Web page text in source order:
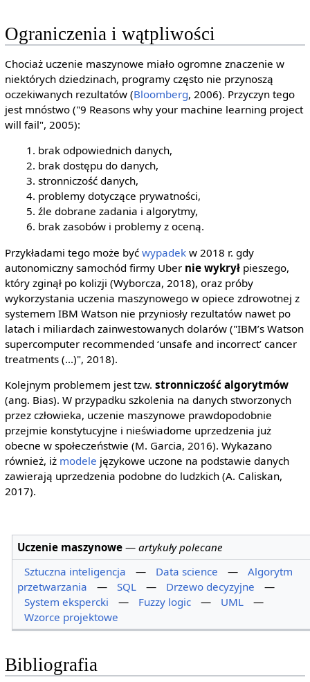
Ograniczenia i wątpliwości
Chociaż uczenie maszynowe miało ogromne znaczenie w
niektórych dziedzinach, programy często nie przynoszą
oczekiwanych rezultatów (Bloomberg, 2006). Przyczyn tego
jest mnóstwo ("9 Reasons why your machine learning project
will fail", 2005):
brak odpowiednich danych,
brak dostępu do danych,
stronniczość danych,
problemy dotyczące prywatności,
źle dobrane zadania i algorytmy,
brak zasobów i problemy z oceną.
Przykładami tego może być wypadekw 2018 r. gdy
autonomiczny samochód firmy Uber nie wykryłpieszego,
który zginął po kolizji (Wyborcza, 2018), oraz próby
wykorzystania uczenia maszynowego w opiece zdrowotnej z
systemem IBM Watson nie przyniosły rezultatów nawet po
latach i miliardach zainwestowanych dolarów ("IBM’s Watson
supercomputer recommended ‘unsafe and incorrect’ cancer
treatments (...)", 2018).
Kolejnym problemem jest tzw. stronniczość algorytmów
(ang. Bias). W przypadku szkolenia na danych stworzonych
przez człowieka, uczenie maszynowe prawdopodobnie
przejmie konstytucyjne i nieświadome uprzedzenia już
obecne w społeczeństwie (M. Garcia, 2016). Wykazano
również, iż modele językowe uczone na podstawie danych
zawierają uprzedzenia podobne do ludzkich (A. Caliskan,
2017).
Uczenie maszynowe —artykuły polecane
Sztuczna inteligencja
— Data science —
Algorytm
przetwarzania
— SQL — Drzewo decyzyjne
—
System ekspercki
— Fuzzy logic — UML
—
Wzorce projektowe
Bibliografia